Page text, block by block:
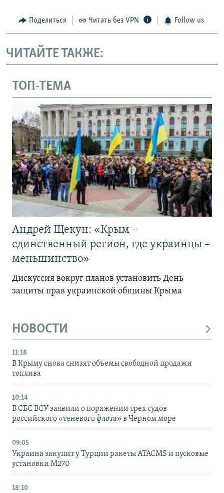
Поделиться Читать без VPN Follow us
ЧИТАЙТЕ ТАКЖЕ:
ТОП-ТЕМА
Андрей Щекун: «Крым –
единственный регион, где украинцы –
меньшинство»
Дискуссия вокруг планов установить День
защиты прав украинской общины Крыма
НОВОСТИ
11:18
В Крыму снова снизят объемы свободной продажи
топлива
10:14
В СБС ВСУ заявили о поражении трех судов
российского «теневого флота» в Черном море
09:05
Украина закупит у Турции ракеты ATACMS и пусковые
установки M270
18:10